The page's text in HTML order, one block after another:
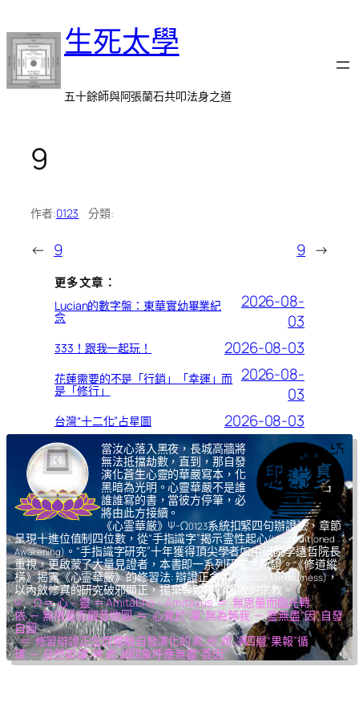
至
主
要
內
生死太學
五十餘師與阿張蘭石共叩法身之道
9
作者:0123 分類:
← 9 9 →
更多文章：
Lucian的數字盤：東華實幼畢業紀
念
2026-08-
03
333！跟我一起玩！ 2026-08-03
花蓮需要的不是「行銷」「幸運」而
是「修行」
2026-08-
03
台灣“十二化”占星圖 2026-08-03
當汝心落入黑夜，長城高牆將
無法抵擋劫數，直到，那自發
演化蒼生心靈的華嚴寫本，化
黑暗為光明。心靈華嚴不是誰
誰誰寫的書，當彼方停筆，必
將由此方接續。
《心霊華厳》Ψ-Ω0123系統扣緊四句辦證法，章節
呈現十進位值制四位數，從“手指識字”揭示霊性起心(Unconditioned
Awakening) 。“手指識字研究”十年獲得頂尖學者如中研院李遠哲院長
重視，更啟蒙了大量見證者，本書即一系列研究之所證。《修道縱
橫》揭露《心霊華厳》的修習法: 辯證正念(Dialectical Mindfulness)，
以內斂修真的研究破邪顯正，揚棄導致核心腐敗的宗教。
Ψ – Ω ＝ 心 – 靈 ＝ Amitābhā – Amitāyus ＝ 無思量而臨光轉
依 ─ 無限量而觀音收圓 ＝ 心覺於“果”,無為無我 ─ 靈無盡“因”,自發
自圓
＝ 修習辯證正念而體驗自發演化的氣,光,我,凈四層“果報”循
環 ─ 自然如復,坤,乾,逅四象呼應無盡“善因”